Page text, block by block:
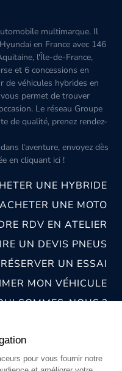
multimarque. Il
en France avec 146
l'Île-de-France,
et 6 concessions en
de véhicules hybrides en
permet de trouver
Le réseau Groupe
de qualité, prenez rendez-
l'aventure, envoyez dès
en cliquant ici !
UNE HYBRIDE
ACHETER UNE MOTO
RDV EN ATELIER
UN DEVIS PNEUS
RÉSERVER UN ESSAI
MON VÉHICULE
SOMMES-NOUS ?
& CARROSSERIES
MENTIONS LÉGALES